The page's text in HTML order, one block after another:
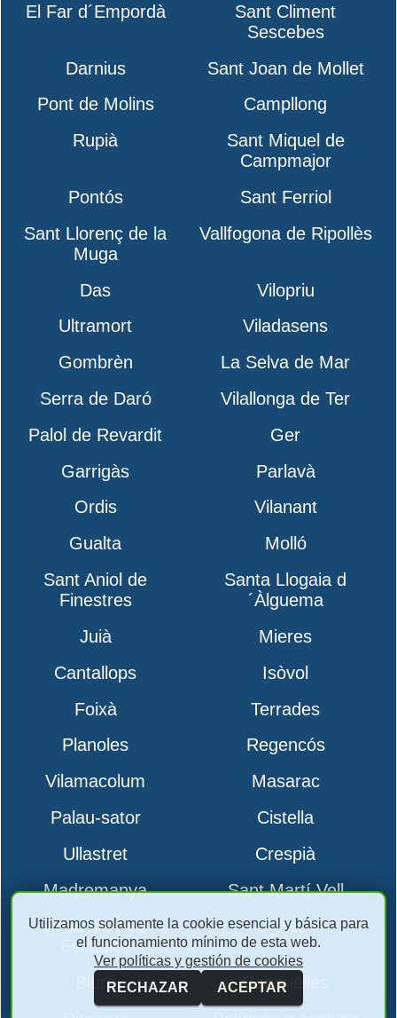
El Far d´Empordà
Sant Climent
Sescebes
Darnius
Sant Joan de Mollet
Pont de Molins
Campllong
Rupià
Sant Miquel de
Campmajor
Pontós
Sant Ferriol
Sant Llorenç de la
Muga
Vallfogona de Ripollès
Das
Vilopriu
Ultramort
Viladasens
Gombrèn
La Selva de Mar
Serra de Daró
Vilallonga de Ter
Palol de Revardit
Ger
Garrigàs
Parlavà
Ordis
Vilanant
Gualta
Molló
Sant Aniol de
Finestres
Santa Llogaia d
´Àlguema
Juià
Mieres
Cantallops
Isòvol
Foixà
Terrades
Planoles
Regencós
Vilamacolum
Masarac
Palau-sator
Cistella
Ullastret
Crespià
Madremanya
Sant Martí Vell
Boadella i les
Escaules
Ogassa
Biure
Cabanelles
Utilizamos solamente la cookie esencial y básica para
el funcionamiento mínimo de esta web.
Ver políticas y gestión de cookies
RECHAZAR
ACEPTAR